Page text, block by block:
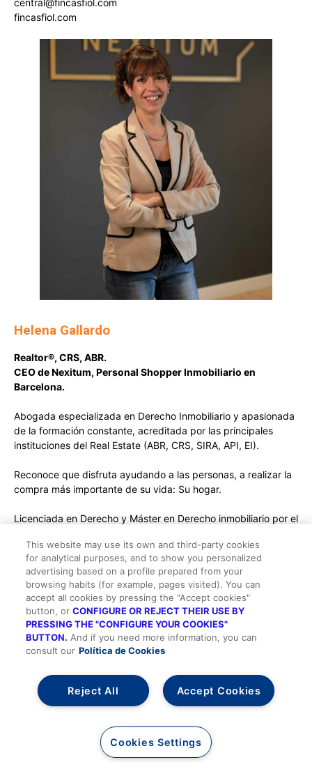
fincasfiol.com
Helena Gallardo
Realtor®, CRS, ABR.
CEO de Nexitum, Personal Shopper Inmobiliario en
Barcelona.
Abogada especializada en Derecho Inmobiliario y apasionada
de la formación constante, acreditada por las principales
instituciones del Real Estate (ABR, CRS, SIRA, API, EI).
Reconoce que disfruta ayudando a las personas, a realizar la
compra más importante de su vida: Su hogar.
Licenciada en Derecho y Máster en Derecho inmobiliario por el
Máster en Derecho de Internet y Nuevas Tecnologías por la
U.Intern. del Atlántico.
Asesora de Crédito Inmobiliario AIF. Miembro de la junta
directiva de AEPSI.
Profesora titular de derecho inmobiliario e hipotecario en el
COAPI de Barcelona - IMMOSCÒPIA.
inmobiliario®.
hgallardo@nexitum.com
nexitum.com
This website may use its own and third-party cookies
for analytical purposes, and to show you personalized
advertising based on a profile prepared from your
browsing habits (for example, pages visited). You can
accept all cookies by pressing the "Accept cookies"
button, orCONFIGURE OR REJECT THEIR USE BY
PRESSING THE "CONFIGURE YOUR COOKIES"
BUTTON. And if you need more information, you can
consult our Política de Cookies
Accept Cookies
Reject All
Cookies Settings